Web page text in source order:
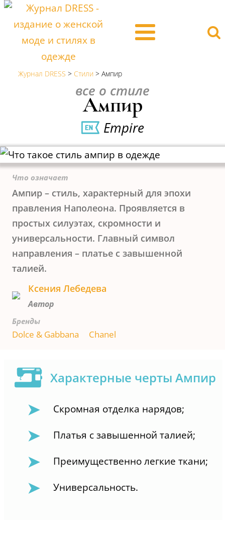
Журнал DRESS > Стили > Ампир
все о стиле
Ампир
Empire
Что означает
Ампир – стиль, характерный для эпохи
правления Наполеона. Проявляется в
простых силуэтах, скромности и
универсальности. Главный символ
направления – платье с завышенной
талией.
Ксения Лебедева
Автор
Бренды
Dolce & Gabbana Chanel
Характерные черты Ампир
Скромная отделка нарядов;
Платья с завышенной талией;
Преимущественно легкие ткани;
Универсальность.